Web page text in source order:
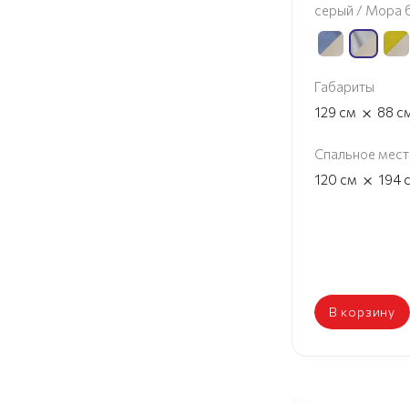
серый / Мора
Габариты
129 см × 88
Спальное
120 см × 194
В корзину